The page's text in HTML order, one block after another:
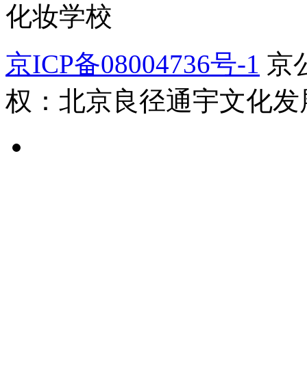
化妆学校
京ICP备08004736号-1 京
权：北京良径通宇文化发